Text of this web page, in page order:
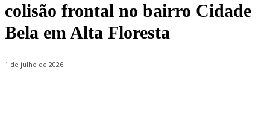
colisão frontal no bairro Cidade
Bela em Alta Floresta
1 de julho de 2026